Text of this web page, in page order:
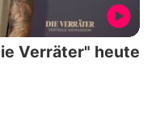
Verräter" heute